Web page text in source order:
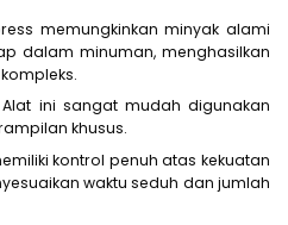
memungkinkan minyak alami
dalam minuman, menghasilkan
ini sangat mudah digunakan
khusus.
kontrol penuh atas kekuatan
waktu seduh dan jumlah